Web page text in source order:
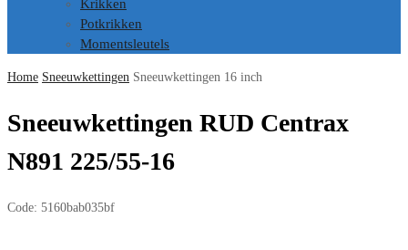
Krikken
Potkrikken
Momentsleutels
Home Sneeuwkettingen Sneeuwkettingen 16 inch
Sneeuwkettingen RUD Centrax
N891 225/55-16
Code: 5160bab035bf